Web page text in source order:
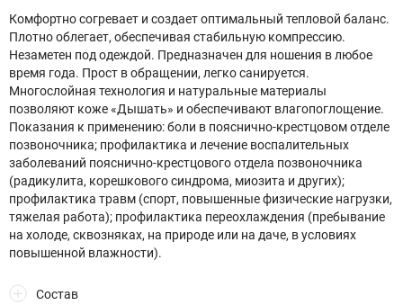
Комфортно согревает и создает оптимальный тепловой баланс.
Плотно облегает, обеспечивая стабильную компрессию.
Незаметен под одеждой. Предназначен для ношения в любое
время года. Прост в обращении, легко санируется.
Многослойная технология и натуральные материалы
позволяют коже «Дышать» и обеспечивают влагопоглощение.
Показания к применению: боли в пояснично-крестцовом отделе
позвоночника; профилактика и лечение воспалительных
заболеваний пояснично-крестцового отдела позвоночника
(радикулита, корешкового синдрома, миозита и других);
профилактика травм (спорт, повышенные физические нагрузки,
тяжелая работа); профилактика переохлаждения (пребывание
на холоде, сквозняках, на природе или на даче, в условиях
повышенной влажности).
Состав